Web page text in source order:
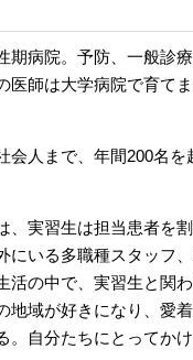
期病院。予防、一般診
医師は大学病院で育て
人まで、年間200名
、実習生は担当患者を
にいる多職種スタッフ
活の中で、実習生と関
地域が好きになり、愛
。自分たちにとってか